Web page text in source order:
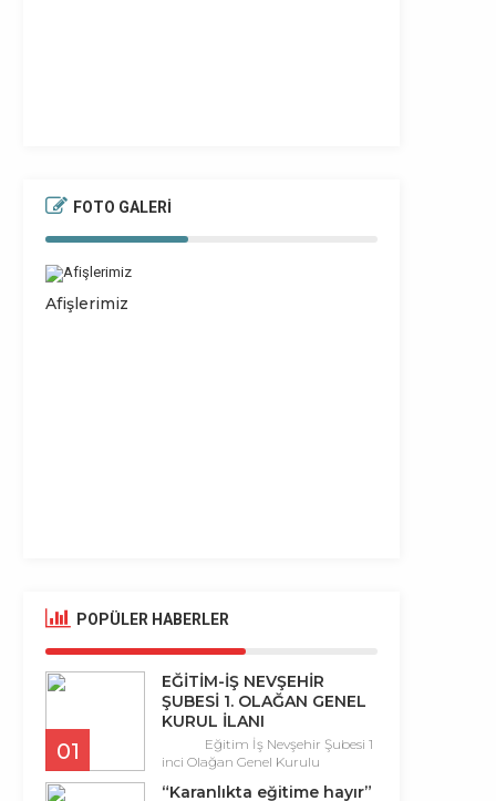
FOTO GALERİ
Afişlerimiz
POPÜLER HABERLER
01
EĞİTİM-İŞ NEVŞEHİR
ŞUBESİ 1. OLAĞAN GENEL
KURUL İLANI
Eğitim İş Nevşehir Şubesi 1
inci Olağan Genel Kurulu
17.00′ da Nevşehir
“Karanlıkta eğitime hayır”